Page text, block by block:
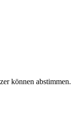
können abstimmen.